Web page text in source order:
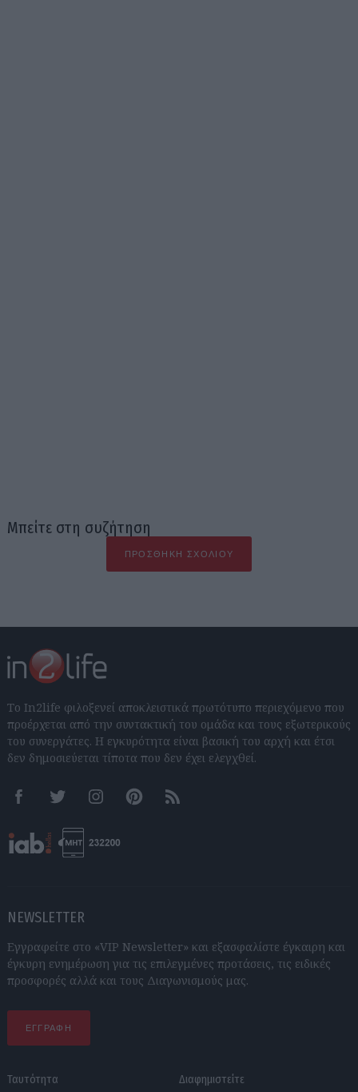
Μπείτε στη συζήτηση
ΠΡΟΣΘΉΚΗ ΣΧΟΛΊΟΥ
Το In2life φιλοξενεί αποκλειστικά πρωτότυπο περιεχόμενο που
προέρχεται από την συντακτική του ομάδα και τους εξωτερικούς
του συνεργάτες. Η εγκυρότητα είναι βασική του αρχή και έτσι
δεν δημοσιεύεται τίποτα που δεν έχει ελεγχθεί.
FacebookTwitter InstagramPinterestRSS feeds
NEWSLETTER
Εγγραφείτε στο «VIP Newsletter» και εξασφαλίστε έγκαιρη και
έγκυρη ενημέρωση για τις επιλεγμένες προτάσεις, τις ειδικές
προσφορές αλλά και τους Διαγωνισμούς μας.
ΕΓΓΡΑΦΗ
Ταυτότητα Διαφημιστείτε